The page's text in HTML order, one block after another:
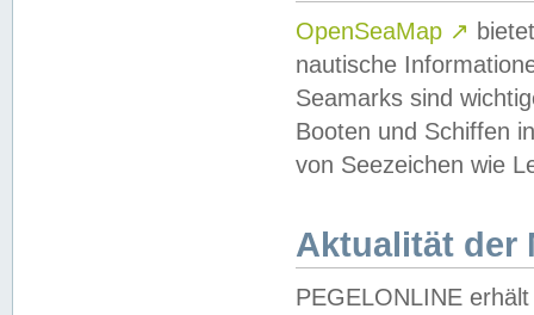
OpenSeaMap ↗
nautische
Seamarks sind
Booten und Schiffen
von Seezeichen wie
Aktualität der
PEGELONLINE